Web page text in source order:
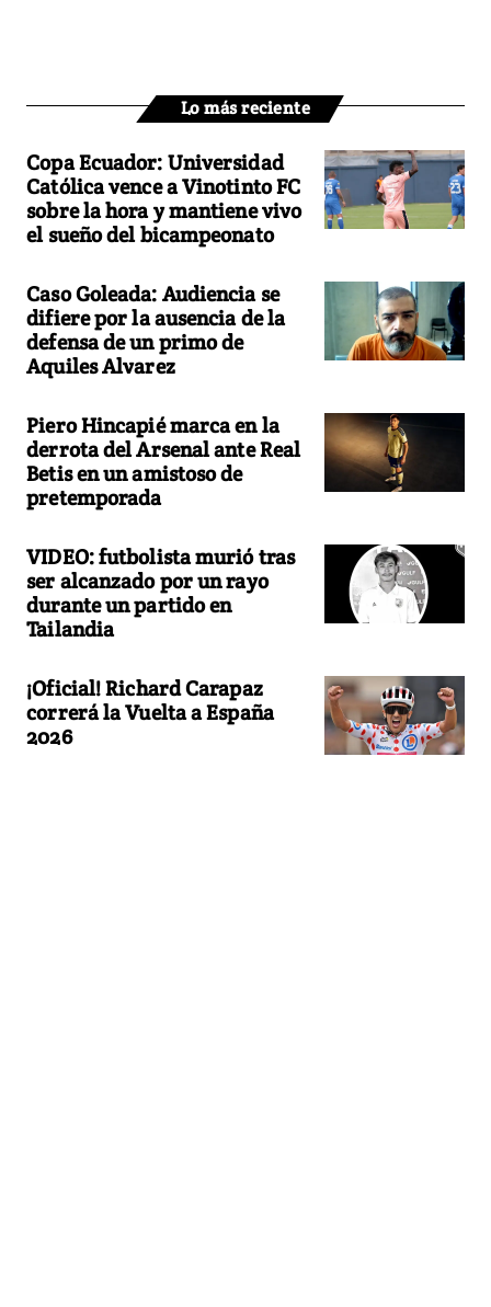
Lo más reciente
Copa Ecuador: Universidad
Católica vence a Vinotinto FC
sobre la hora y mantiene vivo
el sueño del bicampeonato
Caso Goleada: Audiencia se
difiere por la ausencia de la
defensa de un primo de
Aquiles Alvarez
Piero Hincapié marca en la
derrota del Arsenal ante Real
Betis en un amistoso de
pretemporada
VIDEO: futbolista murió tras
ser alcanzado por un rayo
durante un partido en
Tailandia
¡Oficial! Richard Carapaz
correrá la Vuelta a España
2026